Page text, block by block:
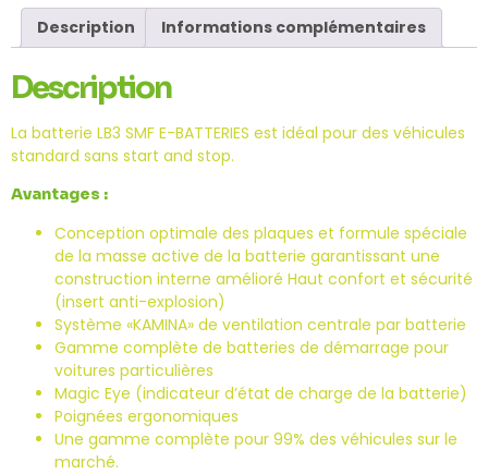
Description Informations complémentaires
Description
La batterie LB3 SMF E-BATTERIES est idéal pour des véhicules
standard sans start and stop.
Avantages :
Conception optimale des plaques et formule spéciale
de la masse active de la batterie garantissant une
construction interne amélioré Haut confort et sécurité
(insert anti-explosion)
Système «KAMINA» de ventilation centrale par batterie
Gamme complète de batteries de démarrage pour
voitures particulières
Magic Eye (indicateur d’état de charge de la batterie)
Poignées ergonomiques
Une gamme complète pour 99% des véhicules sur le
marché.